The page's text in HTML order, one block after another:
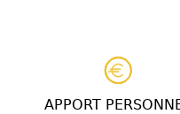
APPORT